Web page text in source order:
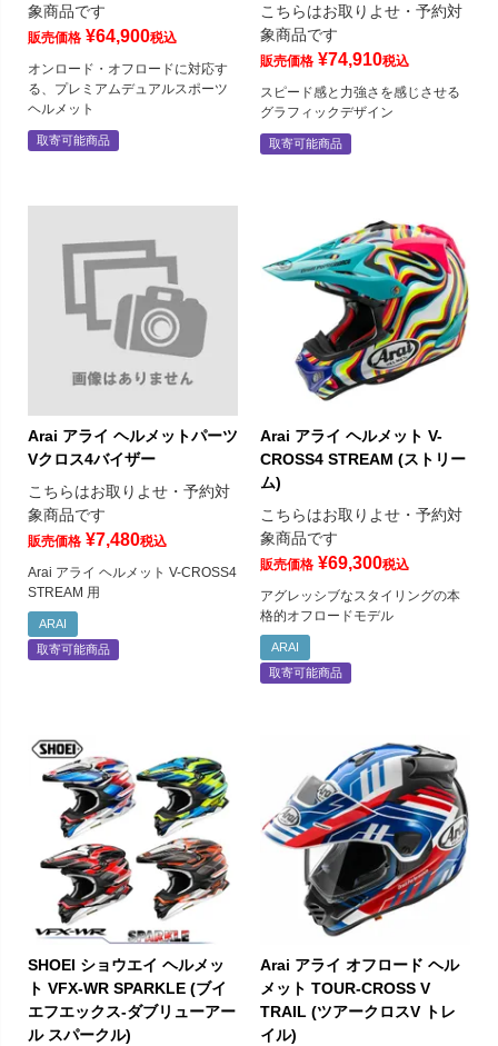
象商品です
販売価格 ¥64,900税込
オンロード・オフロードに対応す
る、プレミアムデュアルスポーツ
ヘルメット
取寄可能商品
こちらはお取りよせ・予約対
象商品です
販売価格 ¥74,910税込
スピード感と力強さを感じさせる
グラフィックデザイン
取寄可能商品
Arai アライ ヘルメットパーツ
Vクロス4バイザー
こちらはお取りよせ・予約対
象商品です
販売価格 ¥7,480税込
Arai アライ ヘルメット V-CROSS4
STREAM 用
ARAI
取寄可能商品
Arai アライ ヘルメット V-
CROSS4 STREAM (ストリー
ム)
こちらはお取りよせ・予約対
象商品です
販売価格 ¥69,300税込
アグレッシブなスタイリングの本
格的オフロードモデル
ARAI
取寄可能商品
SHOEI ショウエイ ヘルメッ
ト VFX-WR SPARKLE (ブイ
エフエックス-ダブリューアー
ル スパークル)
Arai アライ オフロード ヘル
メット TOUR-CROSS V
TRAIL (ツアークロスV トレ
イル)